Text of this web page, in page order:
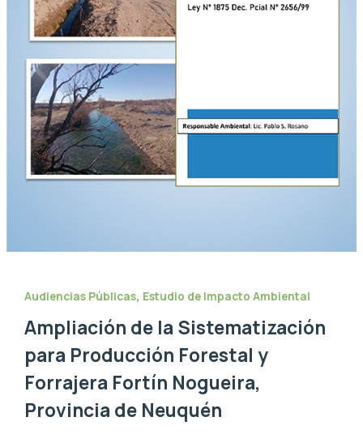
Audiencias Públicas, Estudio de Impacto Ambiental
Ampliación de la Sistematización
para Producción Forestal y
Forrajera Fortín Nogueira,
Provincia de Neuquén